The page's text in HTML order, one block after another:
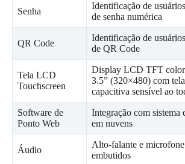
Senha
Identificação de
de senha numérica
QR Code
Identificação de
de QR Code
Tela LCD
Touchscreen
Display LCD TFT
3.5” (320×480) com tela
capacitiva sensível ao
Software de
Ponto Web
Integração com sistema
em nuvens
Áudio
Alto-falante e microfone
embutidos